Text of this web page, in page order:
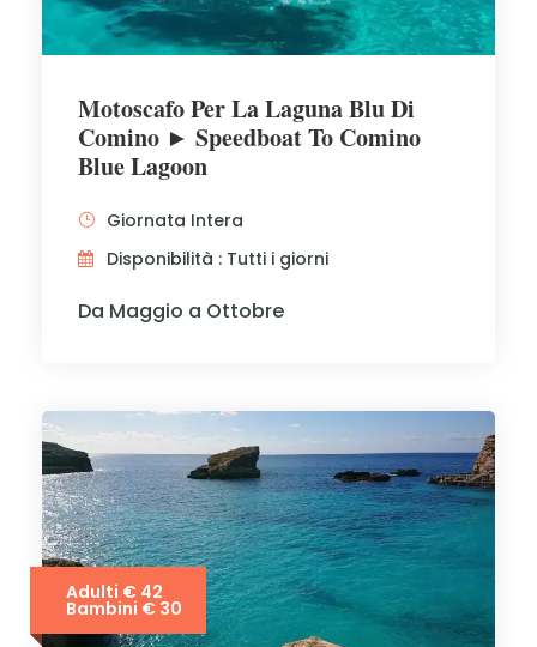
Motoscafo Per La Laguna Blu Di
Comino ► Speedboat To Comino
Blue Lagoon
Giornata Intera
Disponibilità : Tutti i giorni
Da Maggio a Ottobre
Adulti € 42
Bambini € 30